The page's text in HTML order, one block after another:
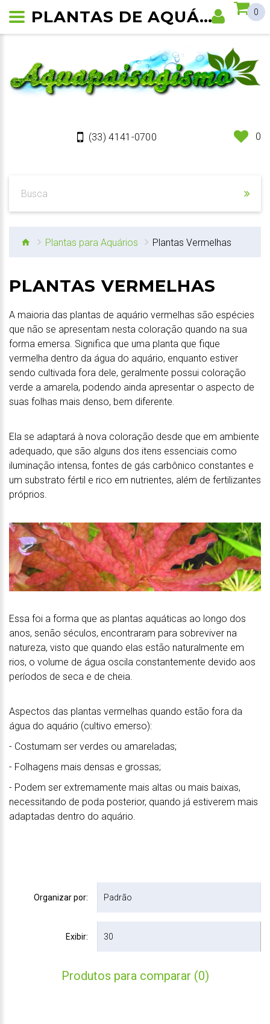
(33) 4141-0700 0
0
Plantas para Aquários Plantas Vermelhas
PLANTAS VERMELHAS
A maioria das plantas de aquário vermelhas são espécies
que não se apresentam nesta coloração quando na sua
forma emersa. Significa que uma planta que fique
vermelha dentro da água do aquário, enquanto estiver
sendo cultivada fora dele, geralmente possui coloração
verde a amarela, podendo ainda apresentar o aspecto de
suas folhas mais denso, bem diferente.
Ela se adaptará à nova coloração desde que em ambiente
adequado, que são alguns dos itens essenciais como
iluminação intensa, fontes de gás carbônico constantes e
um substrato fértil e rico em nutrientes, além de fertilizantes
próprios.
Essa foi a forma que as plantas aquáticas ao longo dos
anos, senão séculos, encontraram para sobreviver na
natureza, visto que quando elas estão naturalmente em
rios, o volume de água oscila constantemente devido aos
períodos de seca e de cheia.
Aspectos das plantas vermelhas quando estão fora da
água do aquário (cultivo emerso):
- Costumam ser verdes ou amareladas;
- Folhagens mais densas e grossas;
- Podem ser extremamente mais altas ou mais baixas,
necessitando de poda posterior, quando já estiverem mais
adaptadas dentro do aquário.
Organizar por:
Exibir:
Produtos para comparar (0)
PLANTAS DE AQUÁRIO VERMELHAS